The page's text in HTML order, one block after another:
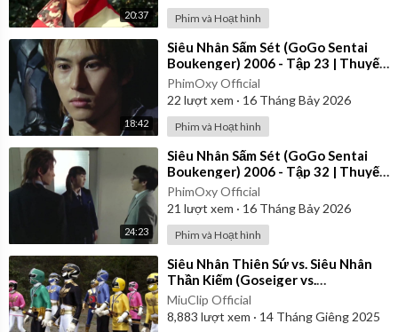
20:37 Phim và Hoạt hình
18:42
⁣Siêu Nhân Sấm Sét (GoGo Sentai
Boukenger) 2006 - Tập 23 | Thuyết
Minh
PhimOxy Official
22 lượt xem · 16 Tháng Bảy 2026
Phim và Hoạt hình
24:23
⁣Siêu Nhân Sấm Sét (GoGo Sentai
Boukenger) 2006 - Tập 32 | Thuyết
Minh
PhimOxy Official
21 lượt xem · 16 Tháng Bảy 2026
Phim và Hoạt hình
⁣Siêu Nhân Thiên Sứ vs. Siêu Nhân
Thần Kiếm (Goseiger vs.
Shinkenger) | Vietsub
MiuClip Official
8,883 lượt xem · 14 Tháng Giêng 2025